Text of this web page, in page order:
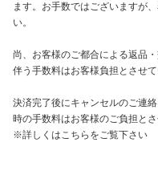
ます。お手数ではございますが
い。
尚、お客様のご都合による返品
伴う手数料はお客様負担とさせて
決済完了後にキャンセルのご連
時の手数料はお客様のご負担とさ
※詳しくはこちらをご覧下さい